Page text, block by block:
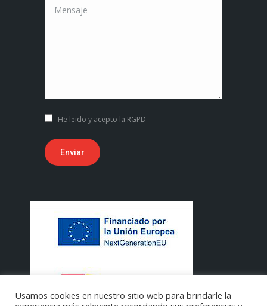
Mensaje
He leido y acepto la RGPD
Enviar
Usamos cookies en nuestro sitio web para brindarle la